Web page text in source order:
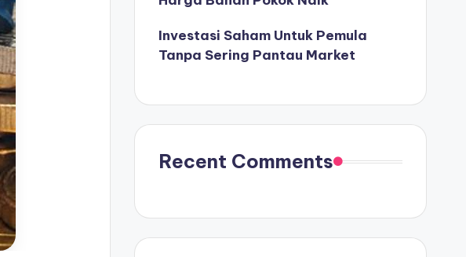
Investasi Saham Untuk Pemula
Tanpa Sering Pantau Market
Recent Comments